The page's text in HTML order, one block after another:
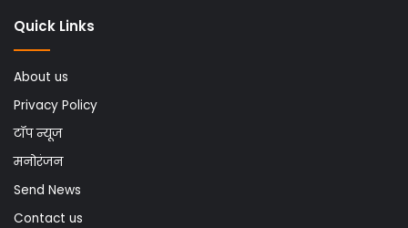
Quick Links
About us
Privacy Policy
टॉप न्यूज
मनोरंजन
Send News
Contact us